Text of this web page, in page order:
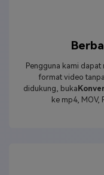
Pengguna kami
format video
didukung, buka
ke mp4, MOV,